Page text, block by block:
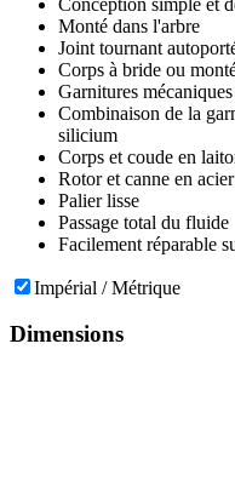
Monté dans l'arbre
Joint tournant
Corps à bride ou
Garnitures
Combinaison de la
silicium
Corps et coude en
Rotor et canne en
Palier lisse
Passage total du fluide
Facilement réparable
Impérial / Métrique
Dimensions